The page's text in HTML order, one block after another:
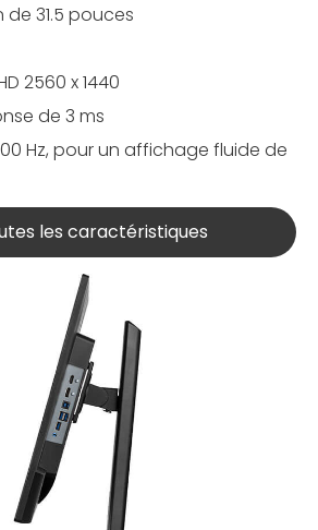
31.5 pouces
2560 x 1440
de 3 ms
Hz, pour un affichage fluide de
les caractéristiques